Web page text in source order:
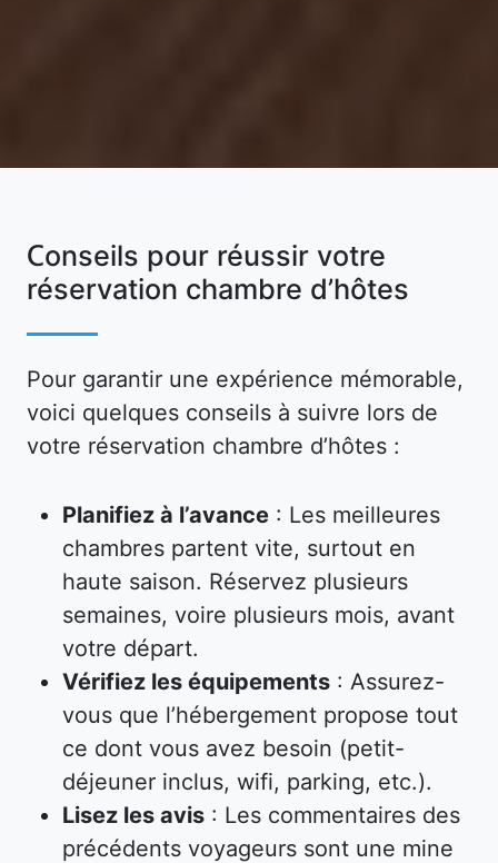
Conseils pour réussir votre
réservation chambre d’hôtes
Pour garantir une expérience mémorable,
voici quelques conseils à suivre lors de
votre réservation chambre d’hôtes :
Planifiez à l’avance : Les meilleures
chambres partent vite, surtout en
haute saison. Réservez plusieurs
semaines, voire plusieurs mois, avant
votre départ.
Vérifiez les équipements : Assurez-
vous que l’hébergement propose tout
ce dont vous avez besoin (petit-
déjeuner inclus, wifi, parking, etc.).
Lisez les avis : Les commentaires des
précédents voyageurs sont une mine